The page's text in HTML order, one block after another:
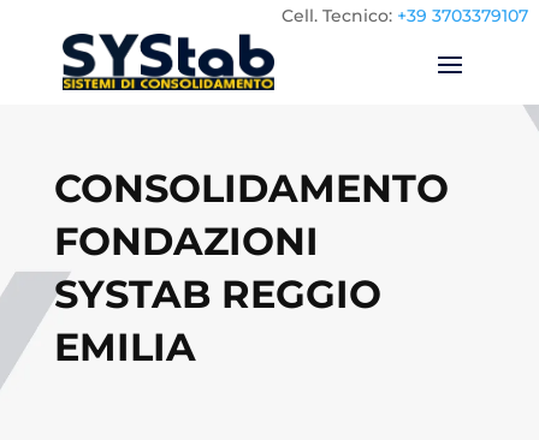
Cell. Tecnico: +39 3703379107
CONSOLIDAMENTO
FONDAZIONI
SYSTAB REGGIO
EMILIA